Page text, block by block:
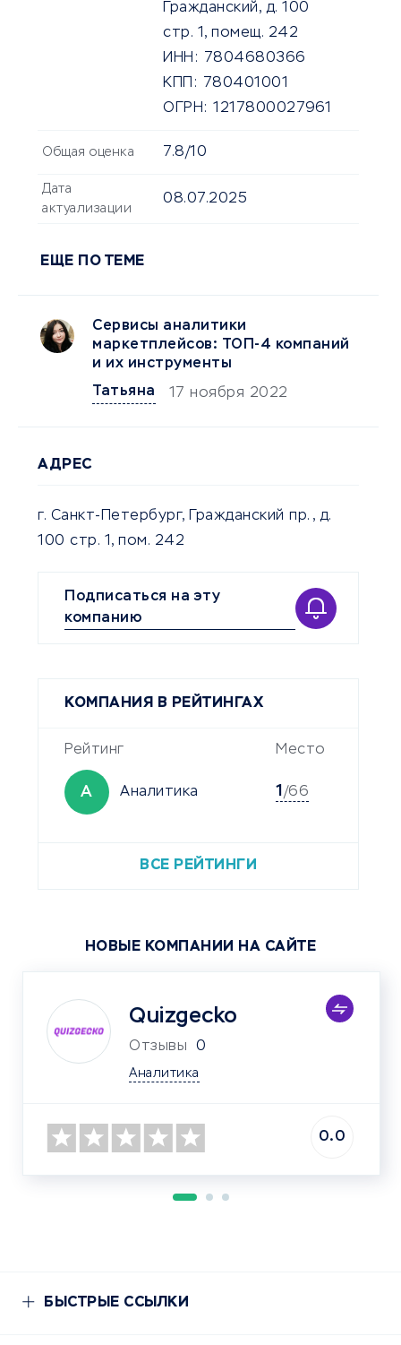
Гражданский, д. 100
стр. 1, помещ. 242
ИНН:
7804680366
КПП:
780401001
ОГРН: 1217800027961
Общая оценка 7.8/10
Дата
актуализации
08.07.2025
ЕЩЕ ПО ТЕМЕ
Сервисы аналитики
маркетплейсов: ТОП-4 компаний
и их инструменты
Татьяна
17 ноября 2022
АДРЕС
г. Санкт-Петербург, Гражданский пр., д.
100 стр. 1, пом. 242
Подписаться на эту
компанию
КОМПАНИЯ В РЕЙТИНГАХ
Рейтинг Место
А Аналитика 1 /66
ВСЕ РЕЙТИНГИ
НОВЫЕ КОМПАНИИ НА САЙТЕ
Quizgecko
Отзывы 0
Аналитика
0.0
БЫСТРЫЕ ССЫЛКИ